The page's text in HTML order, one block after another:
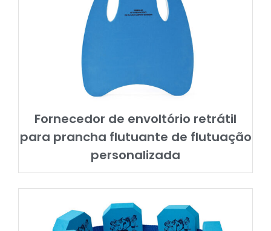
Fornecedor de envoltório retrátil
para prancha flutuante de flutuação
personalizada